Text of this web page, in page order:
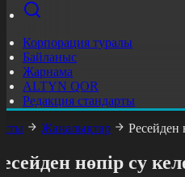
Корпорация туралы
Байланыс
Жарнама
ALTYN QOR
Редакция стандарты
Жаңалықтар Ресейден
нөпір су